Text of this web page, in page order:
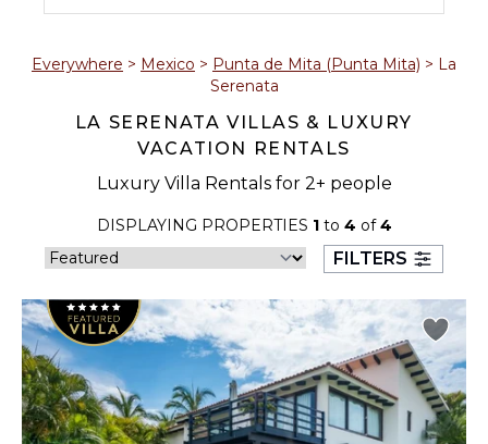
1
2 3 4 5 6 7 8
17 18 19 20 21
30 31
September 2026
S M T W S
2 3 4 5
6 7 8 9 10 11 12
Everywhere > Mexico > Punta de Mita (Punta Mita) > La
Serenata
LA SERENATA VILLAS & LUXURY
VACATION RENTALS
Luxury Villa Rentals for 2+ people
DISPLAYING PROPERTIES 1to 4 of4
FILTERS